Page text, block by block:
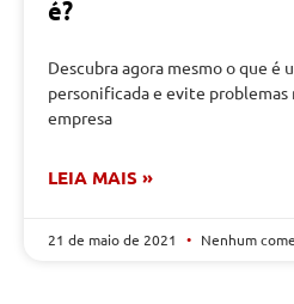
é?
Descubra agora mesmo o que é
personificada e evite problemas
empresa
LEIA MAIS »
21 de maio de 2021 Nenhum